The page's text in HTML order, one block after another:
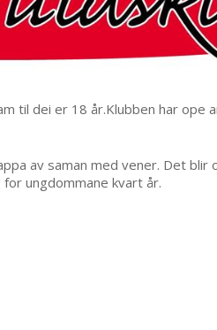
til dei er 18 år.Klubben har ope
av saman med vener. Det
ungdommane kvart år.